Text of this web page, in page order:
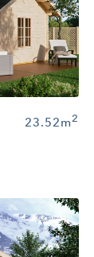
23.52m2